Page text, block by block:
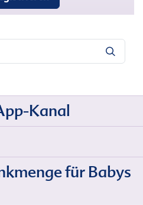
Kanal
für Babys